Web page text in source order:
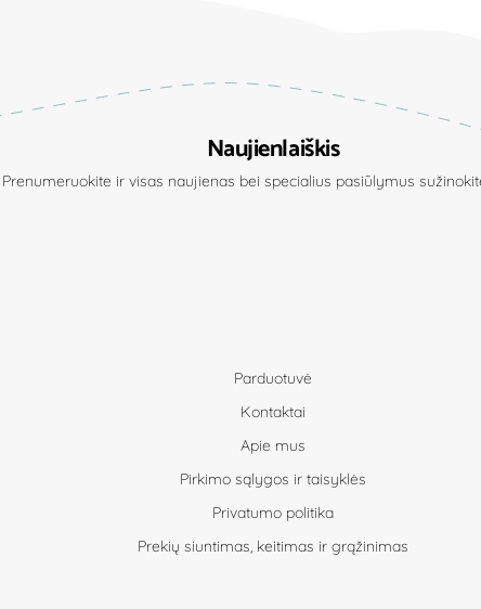
Naujienlaiškis
Prenumeruokite ir visas naujienas bei specialius pasiūlymus
Parduotuvė
Kontaktai
Apie mus
Pirkimo sąlygos ir taisyklės
Privatumo politika
Prekių siuntimas, keitimas ir grąžinimas